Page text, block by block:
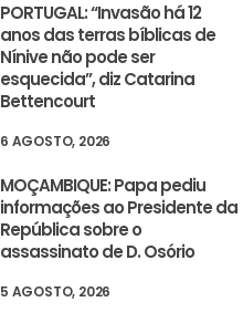
PORTUGAL: “Invasão há 12
anos das terras bíblicas de
Nínive não pode ser
esquecida”, diz Catarina
Bettencourt
6 AGOSTO, 2026
MOÇAMBIQUE: Papa pediu
informações ao Presidente da
República sobre o
assassinato de D. Osório
5 AGOSTO, 2026